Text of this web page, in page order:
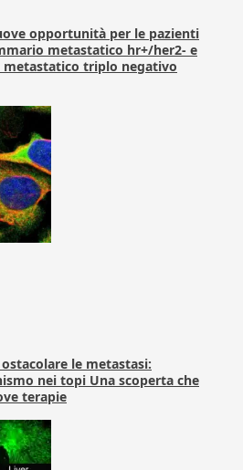
opportunità per le pazienti
metastatico hr+/her2- e
metastatico triplo negativo
le metastasi:
nei topi Una scoperta che
terapie